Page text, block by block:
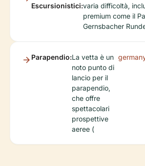
Escursionistici:varia difficoltà,
premium come il
Gernsbacher
Parapendio:La vetta è un
noto punto di
lancio per il
parapendio,
che offre
spettacolari
prospettive
aeree (